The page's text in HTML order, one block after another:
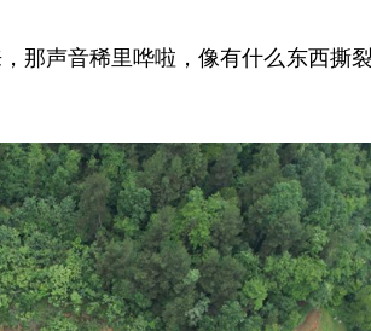
那声音稀里哗啦，像有什么东西撕